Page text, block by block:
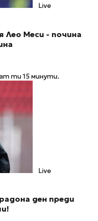
Live
Лео Меси - почина
ти 15 минути.
Live
ден преди